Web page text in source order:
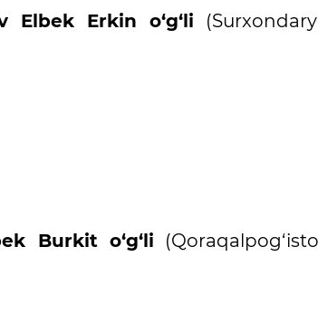
Elbek Erkin o‘g‘li
Burkit o‘g‘li